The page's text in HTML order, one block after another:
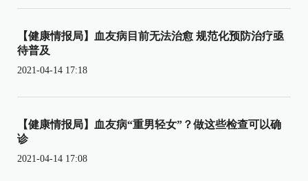
【健康情报局】血友病目前无法治愈 规范化预防治疗亟
待普及
2021-04-14 17:18
【健康情报局】血友病“重男轻女”？做这些检查可以确
诊
2021-04-14 17:08